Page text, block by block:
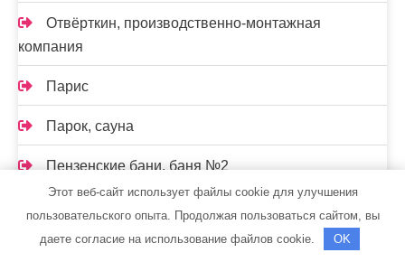
Отвёрткин, производственно-монтажная
компания
Парис
Парок, сауна
Пензенские бани, баня №2
Перестройка, сауна
Этот веб-сайт использует файлы cookie для улучшения
пользовательского опыта. Продолжая пользоваться сайтом, вы
даете согласие на использование файлов cookie.
OK